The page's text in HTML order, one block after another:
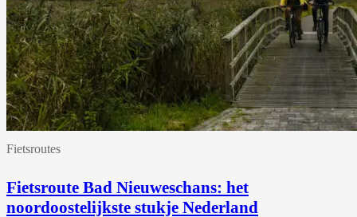
Fietsroutes
Fietsroute Bad Nieuweschans: het
noordoostelijkste stukje Nederland